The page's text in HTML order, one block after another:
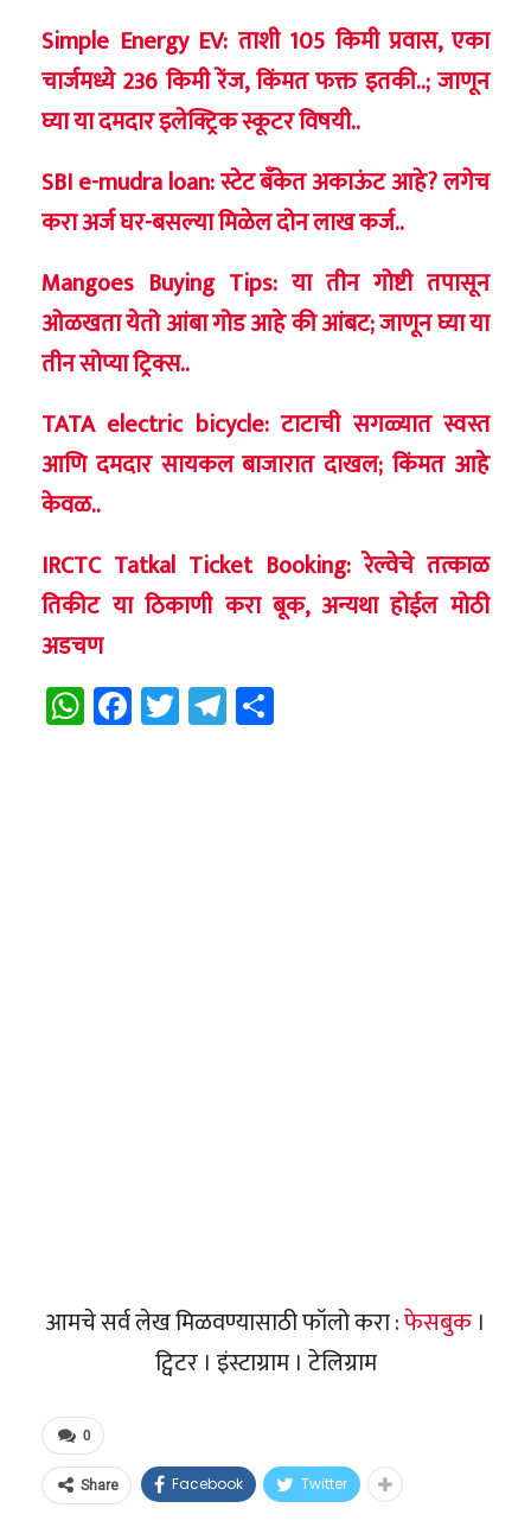
Simple Energy EV: ताशी 105 किमी प्रवास, एका
चार्जमध्ये 236 किमी रेंज, किंमत फक्त इतकी..; जाणून
घ्या या दमदार इलेक्ट्रिक स्कूटर विषयी..
SBI e-mudra loan: स्टेट बँकेत अकाऊंट आहे? लगेच
करा अर्ज घर-बसल्या मिळेल दोन लाख कर्ज..
Mangoes Buying Tips: या तीन गोष्टी तपासून
ओळखता येतो आंबा गोड आहे की आंबट; जाणून घ्या या
तीन सोप्या ट्रिक्स..
TATA electric bicycle: टाटाची सगळ्यात स्वस्त
आणि दमदार सायकल बाजारात दाखल; किंमत आहे
केवळ..
IRCTC Tatkal Ticket Booking: रेल्वेचे तत्काळ
तिकीट या ठिकाणी करा बूक, अन्यथा होईल मोठी
अडचण
WhatsApp
Facebook
TwitterTelegram
आमचे सर्व लेख मिळवण्यासाठी फॉलो करा :फेसबुक ।
ट्विटर । इंस्टाग्राम । टेलिग्राम
0
Share Facebook Twitter